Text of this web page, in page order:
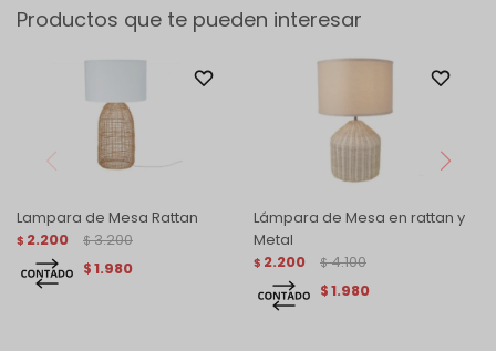
Productos que te pueden interesar
Lampara de Mesa Rattan
$ 2.200 $ 3.200
$1.980
Lámpara de Mesa en rattan y
Metal
$ 2.200 $ 4.100
$1.980